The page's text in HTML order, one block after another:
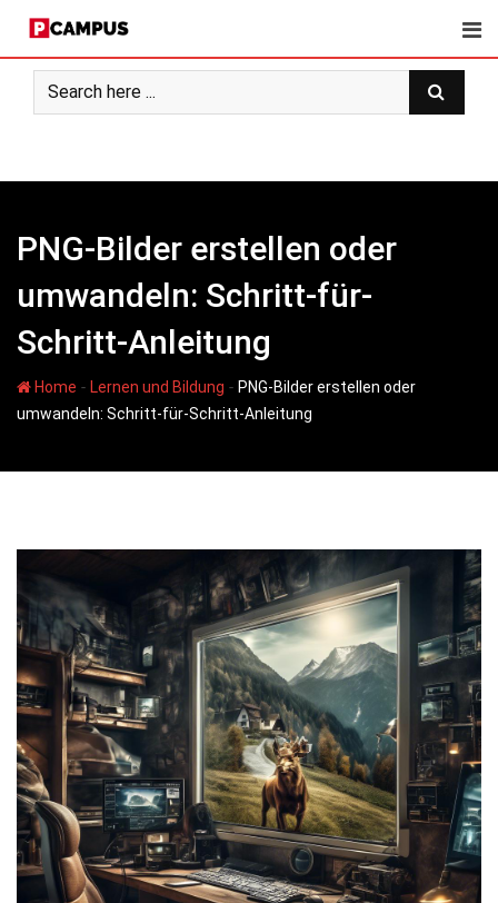
content
PNG-Bilder erstellen oder
umwandeln: Schritt-für-
Schritt-Anleitung
Home - Lernen und Bildung - PNG-Bilder erstellen oder
umwandeln: Schritt-für-Schritt-Anleitung